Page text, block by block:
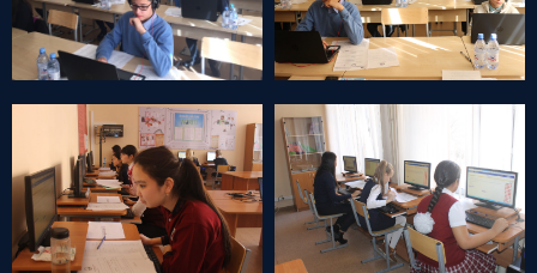
© All Rights Reserved 2026
FEYDEY
ENG